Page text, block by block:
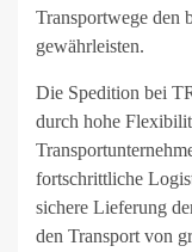
Transportwege den
gewährleisten.
Die Spedition bei
durch hohe
fortschrittliche
sichere Lieferung
den Transport von